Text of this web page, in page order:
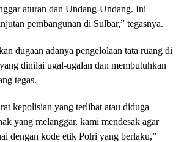
aturan dan Undang-Undang. Ini
pembangunan di Sulbar,” tegasnya.
dugaan adanya pengelolaan tata ruang di
dinilai ugal-ugalan dan membutuhkan
tegas.
kepolisian yang terlibat atau diduga
yang melanggar, kami mendesak agar
dengan kode etik Polri yang berlaku,”